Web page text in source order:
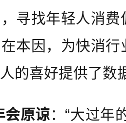
寻找年轻人消
本因，为快消
的喜好提供了数
会原谅：“大过年